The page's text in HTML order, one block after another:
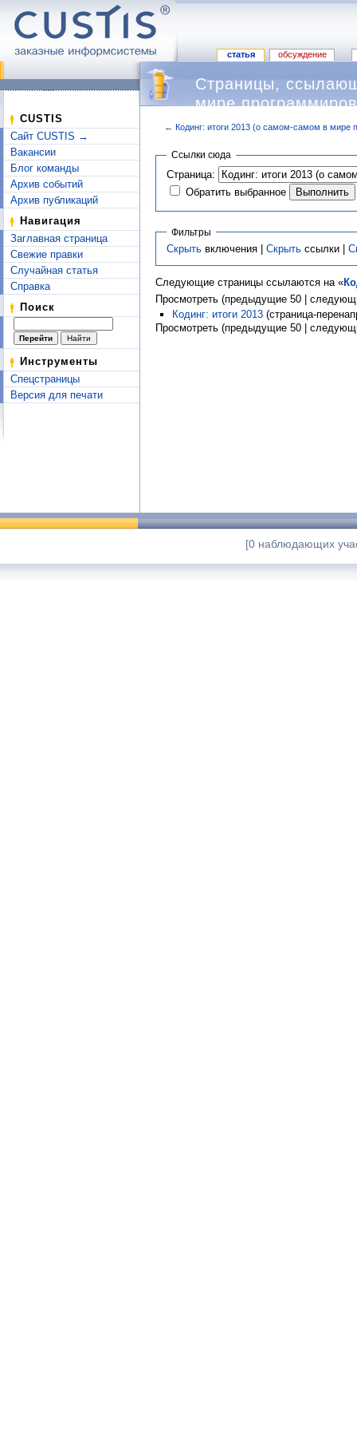
статья обсуждение
CUSTIS
Сайт CUSTIS →
Вакансии
Блог команды
Архив событий
Архив публикаций
Навигация
Заглавная страница
Свежие правки
Случайная статья
Справка
Поиск
Инструменты
Спецстраницы
Версия для печати
Страницы,
мире
← Кодинг: итоги 2013 (о самом-самом в мире
Ссылки сюда
Страница:
Обратить выбранное
Фильтры
Скрыть включения | Скрыть ссылки |
Следующие страницы ссылаются на «
Просмотреть (предыдущие 50 |
Кодинг: итоги 2013(страница-
Просмотреть (предыдущие 50 |
[0 наблюдающих